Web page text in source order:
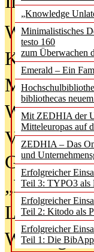
„Knowledge
Minimalistisches
testo 160
zum Überwachen
Emerald – Ein
bibliothecas
Mit ZEDHIA der
Mitteleuropas auf
ZEDHIA – Das
und
Erfolgreicher
Teil 3: TYPO3 als
Erfolgreicher
Teil 2: Kitodo als
Erfolgreicher
Teil 1: Die
Was
Kinder in
Metadaten
Wenn
Von
„Library
Lesen als
Wie